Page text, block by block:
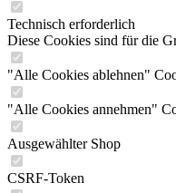
Technisch erforderlich
Diese Cookies sind für die
"Alle Cookies ablehnen"
"Alle Cookies annehmen"
Ausgewählter Shop
CSRF-Token